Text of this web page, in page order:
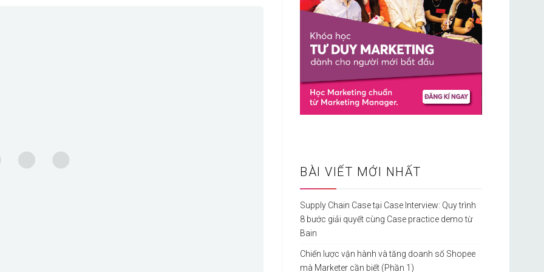
BÀI VIẾT MỚI NHẤT
Supply Chain Case tại Case Interview: Quy trình
8 bước giải quyết cùng Case practice demo từ
Bain
Chiến lược vận hành và tăng doanh số Shopee
mà Marketer cần biết (Phần 1)